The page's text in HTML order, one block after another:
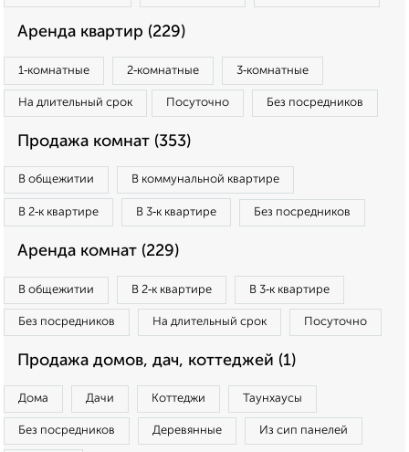
Аренда квартир (229)
1‑комнатные 2‑комнатные 3‑комнатные
На длительный срок Посуточно Без посредников
Продажа комнат (353)
В общежитии В коммунальной квартире
В 2‑к квартире В 3‑к квартире Без посредников
Аренда комнат (229)
В общежитии В 2‑к квартире В 3‑к квартире
Без посредников На длительный срок Посуточно
Продажа домов, дач, коттеджей (1)
Дома Дачи Коттеджи Таунхаусы
Без посредников Деревянные Из сип панелей